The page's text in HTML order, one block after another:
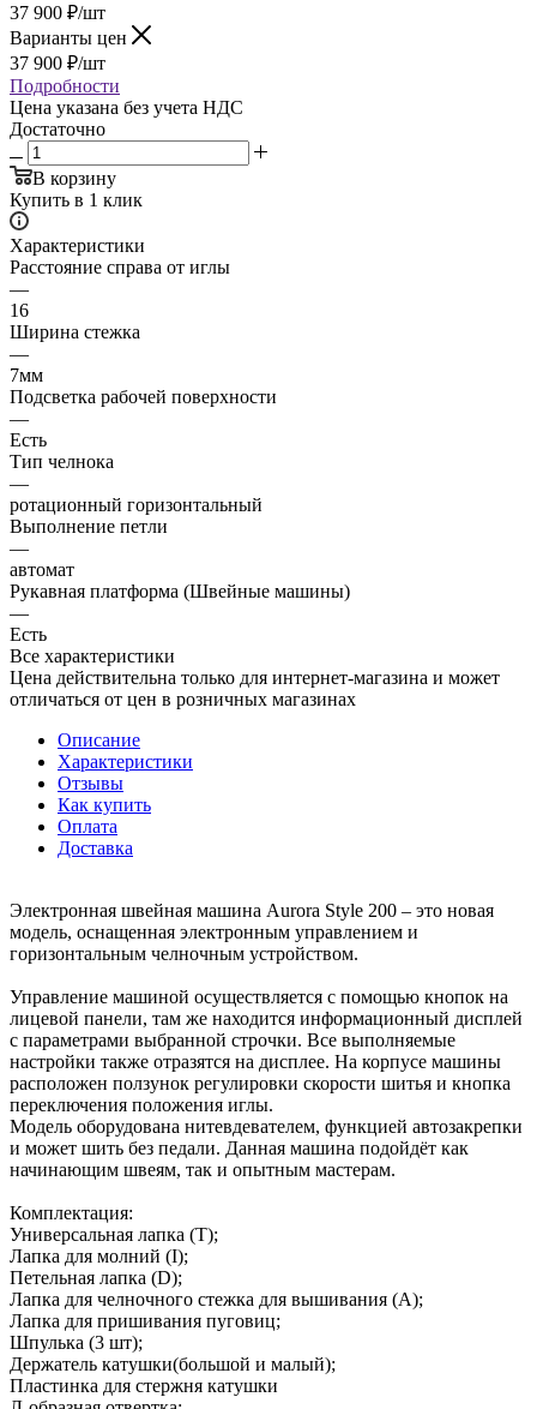
37 900 ₽/шт
Варианты цен
37 900 ₽/шт
Подробности
Цена указана без учета НДС
Достаточно
В корзину
Купить в 1 клик
Характеристики
Расстояние справа от иглы
—
16
Ширина стежка
—
7мм
Подсветка рабочей поверхности
—
Есть
Тип челнока
—
ротационный горизонтальный
Выполнение петли
—
автомат
Рукавная платформа (Швейные машины)
—
Есть
Все характеристики
Цена действительна только для интернет-магазина и может
отличаться от цен в розничных магазинах
Описание
Характеристики
Отзывы
Как купить
Оплата
Доставка
Электронная швейная машина Aurora Style 200 – это новая
модель, оснащенная электронным управлением и
горизонтальным челночным устройством.
Управление машиной осуществляется с помощью кнопок на
лицевой панели, там же находится информационный дисплей
с параметрами выбранной строчки. Все выполняемые
настройки также отразятся на дисплее. На корпусе машины
расположен ползунок регулировки скорости шитья и кнопка
переключения положения иглы.
Модель оборудована нитевдевателем, функцией автозакрепки
и может шить без педали. Данная машина подойдёт как
начинающим швеям, так и опытным мастерам.
Комплектация:
Универсальная лапка (T);
Лапка для молний (I);
Петельная лапка (D);
Лапка для челночного стежка для вышивания (A);
Лапка для пришивания пуговиц;
Шпулька (3 шт);
Держатель катушки(большой и малый);
Пластинка для стержня катушки